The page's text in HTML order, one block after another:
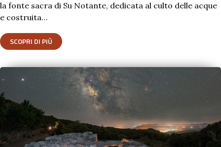
la fonte sacra di Su Notante, dedicata al culto delle acque
e costruita…
SCOPRI DI PIÙ